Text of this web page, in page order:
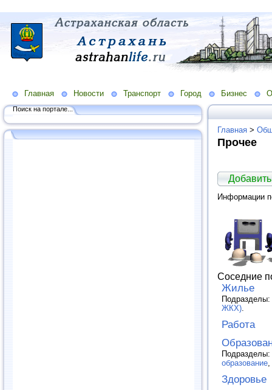
Главная Новости Транспорт Город Бизнес
Поиск на портале...
Главная >
Прочее
Информации
Соседние
Жилье
Подразделы:
ЖКХ)
Работа
Подразделы:
образование
Здоровье